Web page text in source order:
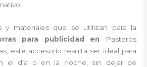
y materiales que se utilizan para la
para publicidad en
Pasteros
este accesorio resulta ser ideal para
el día o en la noche, sin dejar de